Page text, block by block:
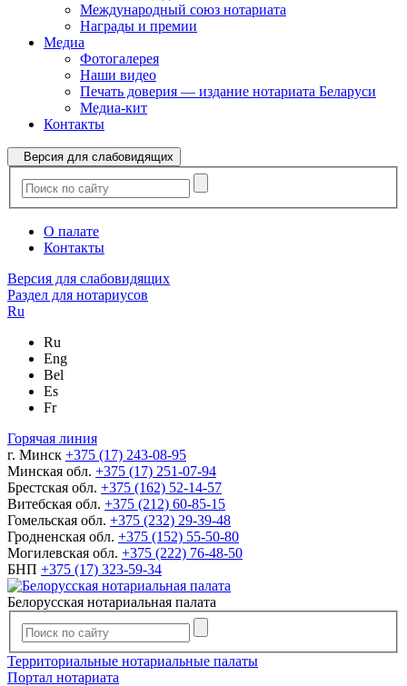
Международный союз нотариата
Награды и премии
Медиа
Фотогалерея
Наши видео
Печать доверия — издание нотариата Беларуси
Медиа-кит
Контакты
Версия для слабовидящих
О палате
Контакты
Версия для слабовидящих
Раздел для нотариусов
Ru
Ru
Eng
Bel
Es
Fr
Горячая линия
г. Минск +375 (17) 243-08-95
Минская обл. +375 (17) 251-07-94
Брестская обл. +375 (162) 52-14-57
Витебская обл. +375 (212) 60-85-15
Гомельская обл. +375 (232) 29-39-48
Гродненская обл. +375 (152) 55-50-80
Могилевская обл. +375 (222) 76-48-50
БНП +375 (17) 323-59-34
Белорусская нотариальная палата
Территориальные нотариальные палаты
Портал нотариата